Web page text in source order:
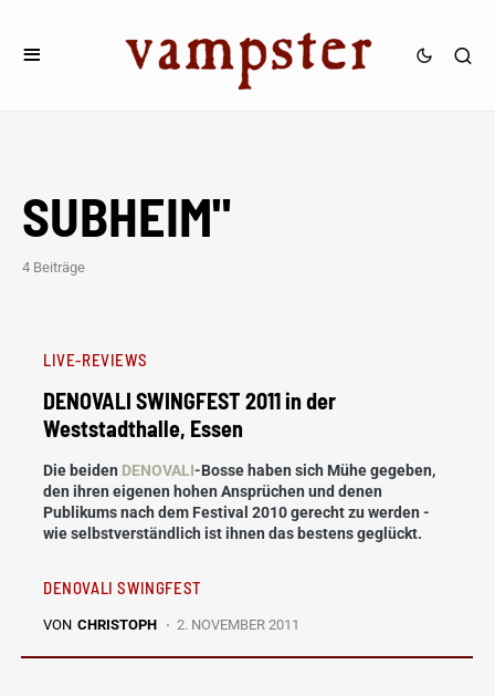
SUBHEIM"
4 Beiträge
LIVE-REVIEWS
DENOVALI SWINGFEST 2011 in der
Weststadthalle, Essen
Die beiden DENOVALI-Bosse haben sich Mühe gegeben,
den ihren eigenen hohen Ansprüchen und denen
Publikums nach dem Festival 2010 gerecht zu werden -
wie selbstverständlich ist ihnen das bestens geglückt.
DENOVALI SWINGFEST
VON CHRISTOPH 2. NOVEMBER 2011